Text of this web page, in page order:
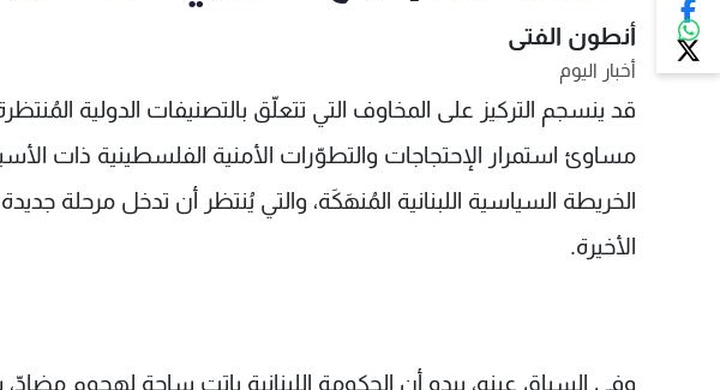
أنطون الفتى
أخبار اليوم
قد ينسجم التركيز على المخاوف التي تتعلّق بالتصنيفات الدولية
مساوئ استمرار الإحتجاجات والتطوّرات الأمنية الفلسطينية ذات
الخريطة السياسية اللبنانية المُنهَكَة، والتي يُنتظر أن تدخل مرحلة
الأخيرة.
وفي السياق عينه، يبدو أن الحكومة اللبنانية باتت ساحة لهجوم